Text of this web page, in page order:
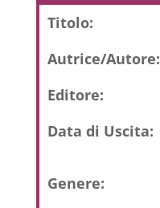
Titolo:
Autrice/Autore:
Editore:
Data di Uscita:
Genere: